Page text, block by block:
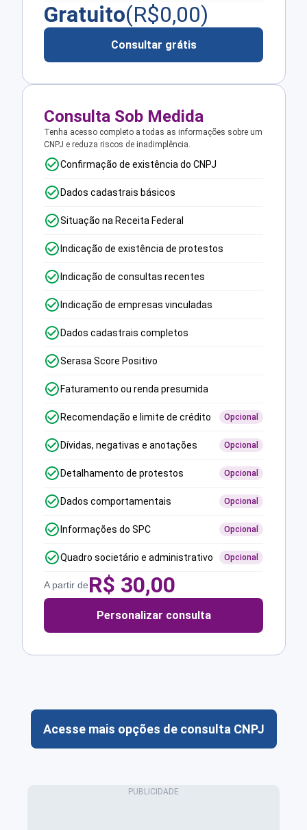
Gratuito(R$0,00)
Consultar grátis
Consulta Sob Medida
Tenha acesso completo a todas as informações sobre um
CNPJ e reduza riscos de inadimplência.
Confirmação de existência do CNPJ
Dados cadastrais básicos
Situação na Receita Federal
Indicação de existência de protestos
Indicação de consultas recentes
Indicação de empresas vinculadas
Dados cadastrais completos
Serasa Score Positivo
Faturamento ou renda presumida
Recomendação e limite de crédito Opcional
Dívidas, negativas e anotações Opcional
Detalhamento de protestos Opcional
Dados comportamentais Opcional
Informações do SPC Opcional
Quadro societário e administrativo Opcional
A partir deR$ 30,00
Personalizar consulta
Acesse mais opções de consulta CNPJ